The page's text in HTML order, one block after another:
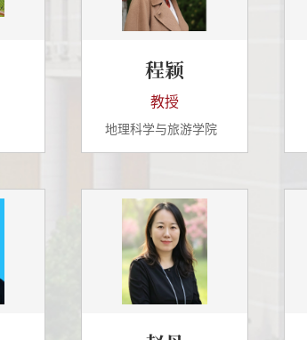
程颖
教授
地理科学与旅游学院